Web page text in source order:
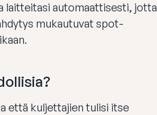
laitteitasi automaattisesti, jotta
mukautuvat spot-
että kuljettajien tulisi itse